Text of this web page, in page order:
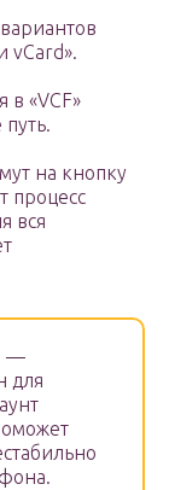
vCard».
в «VCF»
на кнопку
процесс
вся
—
для